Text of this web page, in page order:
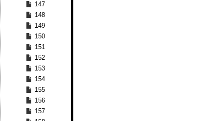
147
148
149
150
151
152
153
154
155
156
157